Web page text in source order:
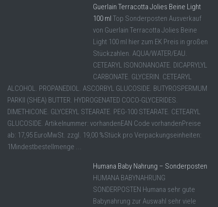
Guerlain Terracotta Jolies Beine Light
100 ml Top Sonderposten Ausverkauf
von Guerlain Terracotta Jolies Beine
Light 100 ml hier zum EK Preis in großen
Stückzahlen. AQUA/WATER/EAU.
CETEARYL ISONONANOATE. DICAPRYLYL
CARBONATE. GLYCERIN. CETEARYL
ALCOHOL. PROPANEDIOL. ASCORBYL GLUCOSIDE. BUTYROSPERMUM
PARKII (SHEA) BUTTER. HYDROGENATED COCO-GLYCERIDES.
DIMETHICONE. GLYCERYL STEARATE. PEG-100 STEARATE. CETEARYL
GLUCOSIDE. Artikelnummer: vorhandenEAN Code vorhandenPreise
ab: 17,95 EuroMwSt. zzgl. 19,00 %Stück pro Verpackungseinheiten:
1Mindestbestellmenge ...
Humana Baby Nahrung – Sonderposten
HUMANA BABYNAHRUNG
SONDERPOSTEN Humana sehr gute
Babynahrung zur Auswahl sehr viele